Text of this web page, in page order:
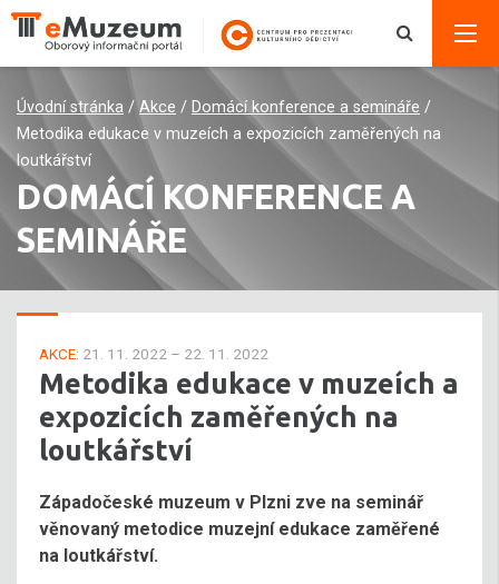
Úvodní stránka / Akce / Domácí konference a semináře /
Metodika edukace v muzeích a expozicích zaměřených na
loutkářství
DOMÁCÍ KONFERENCE A
SEMINÁŘE
AKCE: 21. 11. 2022 – 22. 11. 2022
Metodika edukace v muzeích a
expozicích zaměřených na
loutkářství
Západočeské muzeum v Plzni zve na seminář
věnovaný metodice muzejní edukace zaměřené
na loutkářství.